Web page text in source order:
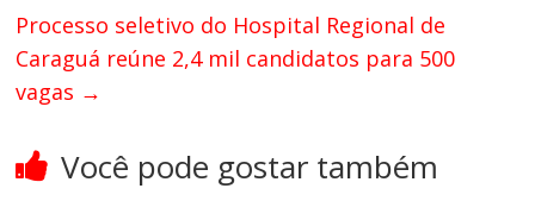
Processo seletivo do Hospital Regional de
Caraguá reúne 2,4 mil candidatos para 500
vagas →
Você pode gostar também